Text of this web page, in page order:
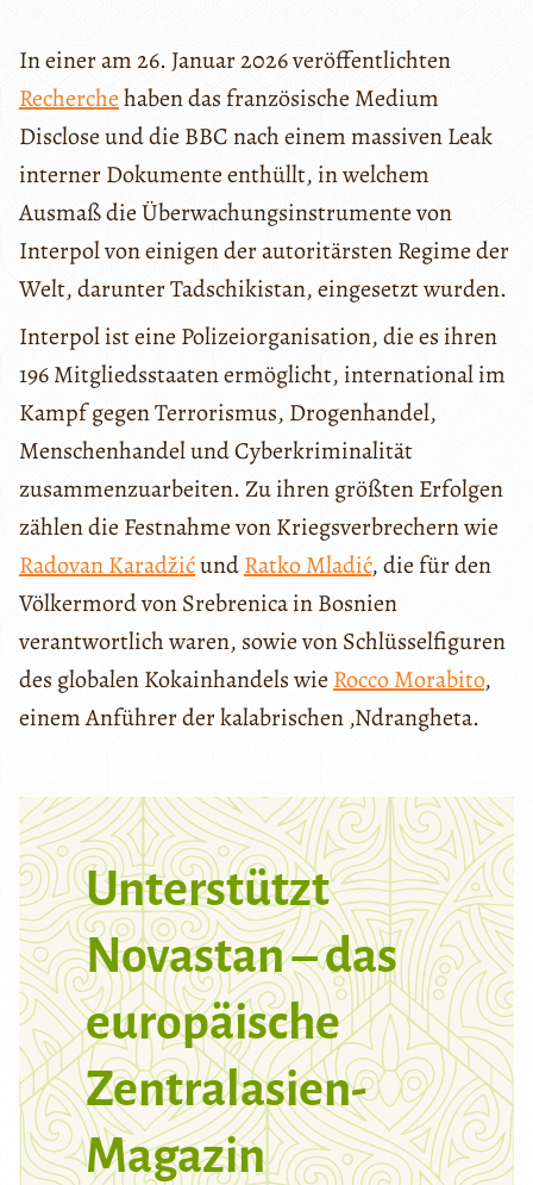
In einer am 26. Januar 2026 veröffentlichten
Recherchehaben das französische Medium
Disclose und die BBC nach einem massiven Leak
interner Dokumente enthüllt, in welchem ​​
Ausmaß die Überwachungsinstrumente von
Interpol von einigen der autoritärsten Regime der
Welt, darunter Tadschikistan, eingesetzt wurden.
Interpol ist eine Polizeiorganisation, die es ihren
196 Mitgliedsstaaten ermöglicht, international im
Kampf gegen Terrorismus, Drogenhandel,
Menschenhandel und Cyberkriminalität
zusammenzuarbeiten. Zu ihren größten Erfolgen
zählen die Festnahme von Kriegsverbrechern wie
Radovan KaradžićundRatko Mladić, die für den
Völkermord von Srebrenica in Bosnien
verantwortlich waren, sowie von Schlüsselfiguren
des globalen Kokainhandels wie Rocco Morabito,
einem Anführer der kalabrischen ‚Ndrangheta.
Unterstützt
Novastan – das
europäische
Zentralasien-
Magazin